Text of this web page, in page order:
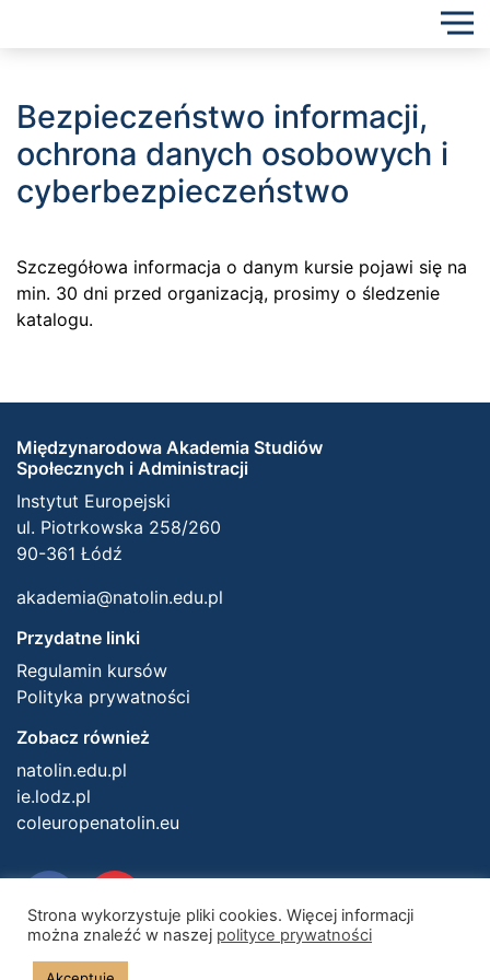
Bezpieczeństwo informacji,
ochrona danych osobowych i
cyberbezpieczeństwo
Szczegółowa informacja o danym kursie pojawi się na
min. 30 dni przed organizacją, prosimy o śledzenie
katalogu.
Międzynarodowa Akademia Studiów
Społecznych i Administracji
Instytut Europejski
ul. Piotrkowska 258/260
90-361 Łódź
akademia@natolin.edu.pl
Przydatne linki
Regulamin kursów
Polityka prywatności
Zobacz również
natolin.edu.pl
ie.lodz.pl
coleuropenatolin.eu
Strona wykorzystuje pliki cookies. Więcej informacji
można znaleźć w naszej polityce prywatności